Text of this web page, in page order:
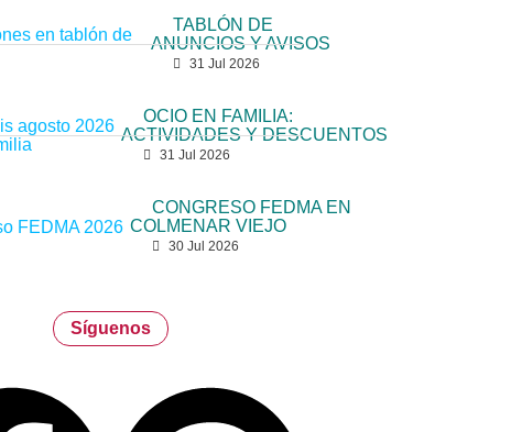
TABLÓN DE
ANUNCIOS Y AVISOS
31 Jul 2026
OCIO EN FAMILIA:
ACTIVIDADES Y DESCUENTOS
31 Jul 2026
CONGRESO FEDMA EN
COLMENAR VIEJO
30 Jul 2026
Síguenos